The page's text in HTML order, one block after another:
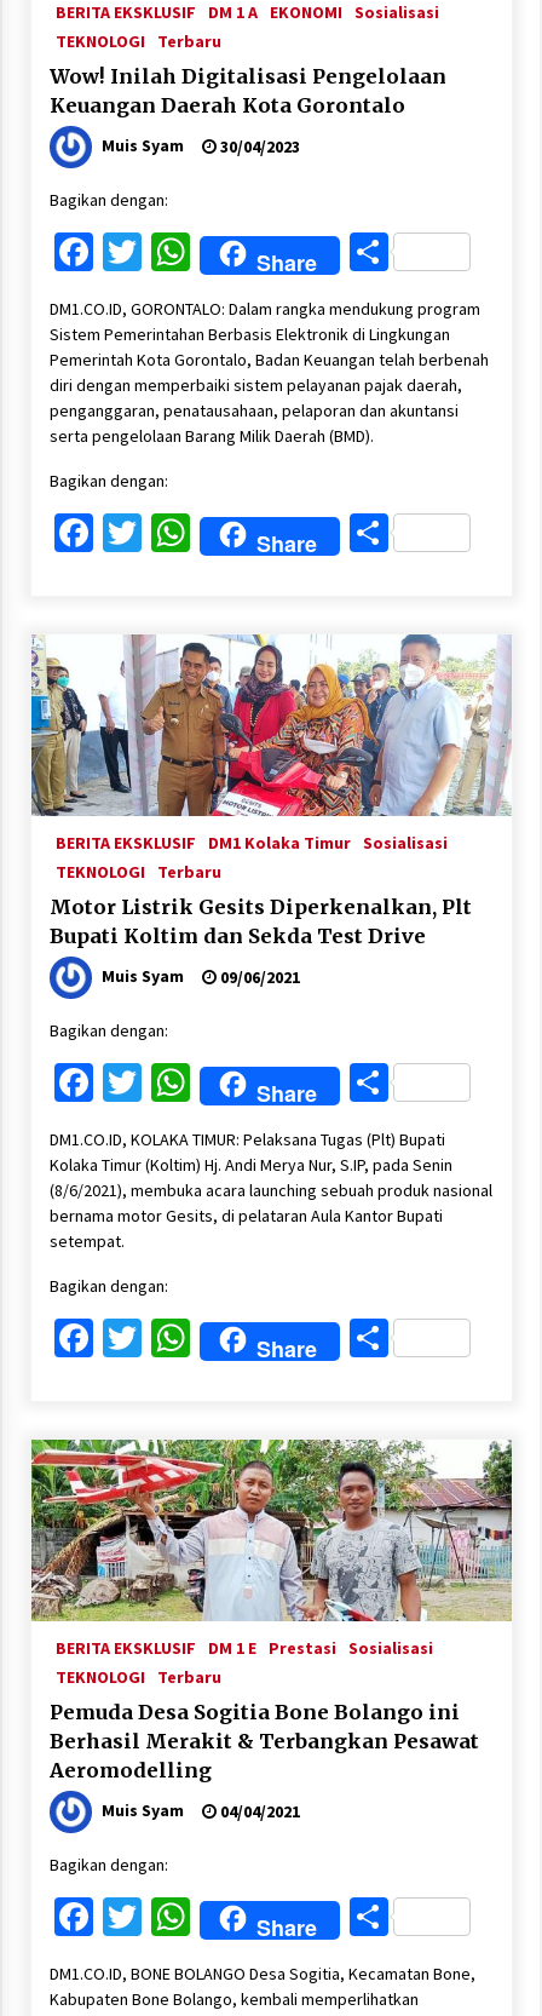
BERITA EKSKLUSIF DM 1 A EKONOMI Sosialisasi
TEKNOLOGI
Terbaru
Wow! Inilah Digitalisasi Pengelolaan
Keuangan Daerah Kota Gorontalo
Muis Syam 30/04/2023
Bagikan dengan:
Facebook
Twitter
WhatsApp
Share Share
DM1.CO.ID, GORONTALO: Dalam rangka mendukung program
Sistem Pemerintahan Berbasis Elektronik di Lingkungan
Pemerintah Kota Gorontalo, Badan Keuangan telah berbenah
diri dengan memperbaiki sistem pelayanan pajak daerah,
penganggaran, penatausahaan, pelaporan dan akuntansi
serta pengelolaan Barang Milik Daerah (BMD).
Bagikan dengan:
Facebook
Twitter
WhatsApp
Share Share
BERITA EKSKLUSIF DM1 Kolaka Timur Sosialisasi
TEKNOLOGI
Terbaru
Motor Listrik Gesits Diperkenalkan, Plt
Bupati Koltim dan Sekda Test Drive
Muis Syam 09/06/2021
Bagikan dengan:
Facebook
Twitter
WhatsApp
Share Share
DM1.CO.ID, KOLAKA TIMUR: Pelaksana Tugas (Plt) Bupati
Kolaka Timur (Koltim) Hj. Andi Merya Nur, S.IP, pada Senin
(8/6/2021), membuka acara launching sebuah produk nasional
bernama motor Gesits, di pelataran Aula Kantor Bupati
setempat.
Bagikan dengan:
Facebook
Twitter
WhatsApp
Share Share
BERITA EKSKLUSIF DM 1 E Prestasi Sosialisasi
TEKNOLOGI
Terbaru
Pemuda Desa Sogitia Bone Bolango ini
Berhasil Merakit & Terbangkan Pesawat
Aeromodelling
Muis Syam 04/04/2021
Bagikan dengan:
Facebook
Twitter
WhatsApp
Share Share
DM1.CO.ID, BONE BOLANGO Desa Sogitia, Kecamatan Bone,
Kabupaten Bone Bolango, kembali memperlihatkan